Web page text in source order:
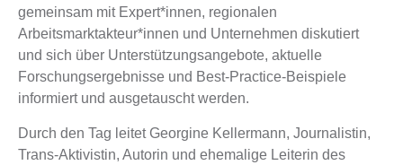
gemeinsam mit Expert*innen, regionalen
Arbeitsmarktakteur*innen und Unternehmen diskutiert
und sich über Unterstützungsangebote, aktuelle
Forschungsergebnisse und Best-Practice-Beispiele
informiert und ausgetauscht werden.
Durch den Tag leitet Georgine Kellermann, Journalistin,
Trans-Aktivistin, Autorin und ehemalige Leiterin des